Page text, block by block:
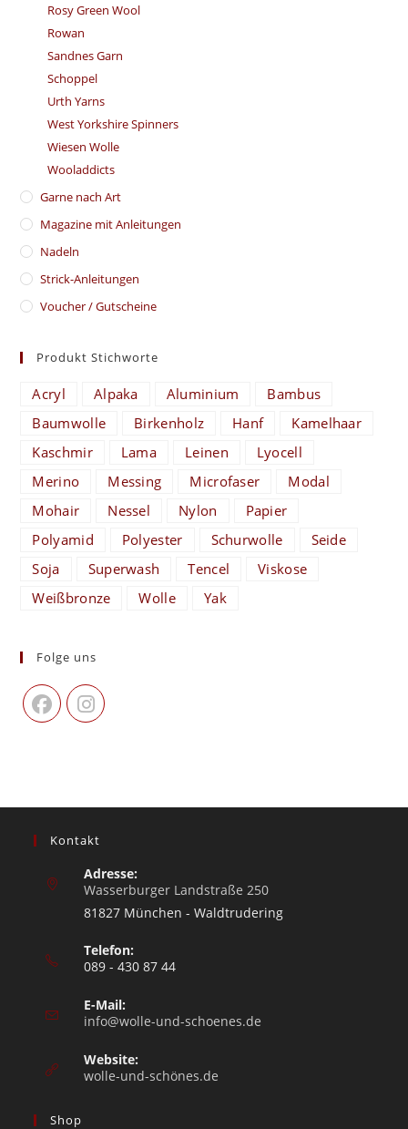
Rosy Green Wool
Rowan
Sandnes Garn
Schoppel
Urth Yarns
West Yorkshire Spinners
Wiesen Wolle
Wooladdicts
Garne nach Art
Magazine mit Anleitungen
Nadeln
Strick-Anleitungen
Voucher / Gutscheine
Produkt Stichworte
Acryl Alpaka Aluminium
Bambus
Baumwolle
Birkenholz Hanf
Kamelhaar
Kaschmir
Lama Leinen
Lyocell
Merino
Messing Microfaser
Modal
Mohair
Nessel Nylon
Papier
Polyamid
Polyester Schurwolle
Seide
Soja
Superwash Tencel
Viskose
Weißbronze
Wolle Yak
Folge uns
Kontakt
Adresse:
Wasserburger Landstraße 250
81827 München - Waldtrudering
Telefon:
089 - 430 87 44
E-Mail:
info@wolle-und-schoenes.de
Website:
wolle-und-schönes.de
Shop